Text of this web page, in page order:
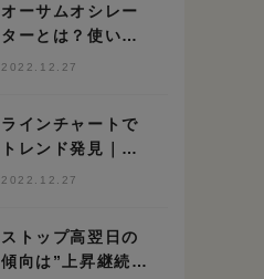
オーサムオシレー
ターとは？使い方
や高勝率の手法を
2022.12.27
ラインチャートで
トレンド発見｜正
しい見方を抑えて
2022.12.27
ストップ高翌日の
傾向は”上昇継続”